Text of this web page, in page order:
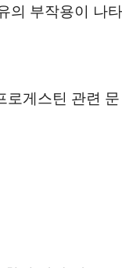
의 부작용이 나타
로게스틴 관련 문